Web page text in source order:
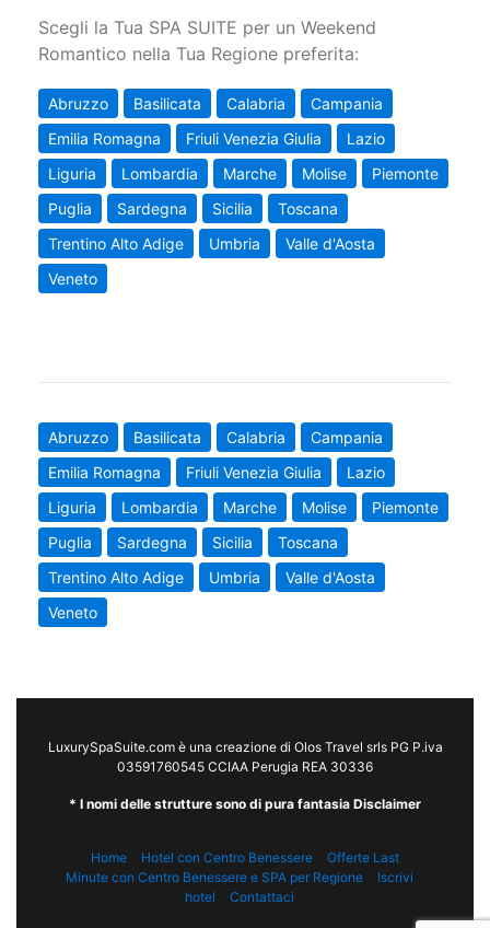
Scegli la Tua SPA SUITE per un Weekend
Romantico nella Tua Regione preferita:
Abruzzo Basilicata Calabria
Campania
Emilia Romagna
Friuli Venezia Giulia
Lazio
Liguria
Lombardia Marche Molise
Piemonte
Puglia
Sardegna Sicilia
Toscana
Trentino Alto Adige
Umbria
Valle d'Aosta
Veneto
Abruzzo Basilicata Calabria
Campania
Emilia Romagna
Friuli Venezia Giulia
Lazio
Liguria
Lombardia Marche Molise
Piemonte
Puglia
Sardegna Sicilia
Toscana
Trentino Alto Adige
Umbria
Valle d'Aosta
Veneto
LuxurySpaSuite.com è una creazione di Olos Travel srls PG P.iva
03591760545 CCIAA Perugia REA 30336
* I nomi delle strutture sono di pura fantasia Disclaimer
Home Hotel con Centro Benessere
Offerte Last
Minute con Centro Benessere e SPA per Regione
Iscrivi
hotel
Contattaci